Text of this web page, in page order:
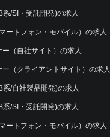
/SI・受託開発)の求人
ートフォン・モバイル）の求人
（自社サイト）の求人
（クライアントサイト）の求人
/自社製品開発)の求人
/SI・受託開発)の求人
ートフォン・モバイル）の求人